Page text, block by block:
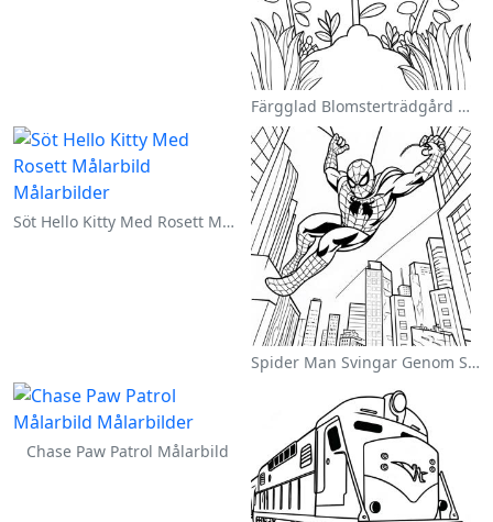
Färgglad Blomsterträdgård Målarbild
Söt Hello Kitty Med Rosett Målarbild
Spider Man Svingar Genom Staden Målarbild
Chase Paw Patrol Målarbild